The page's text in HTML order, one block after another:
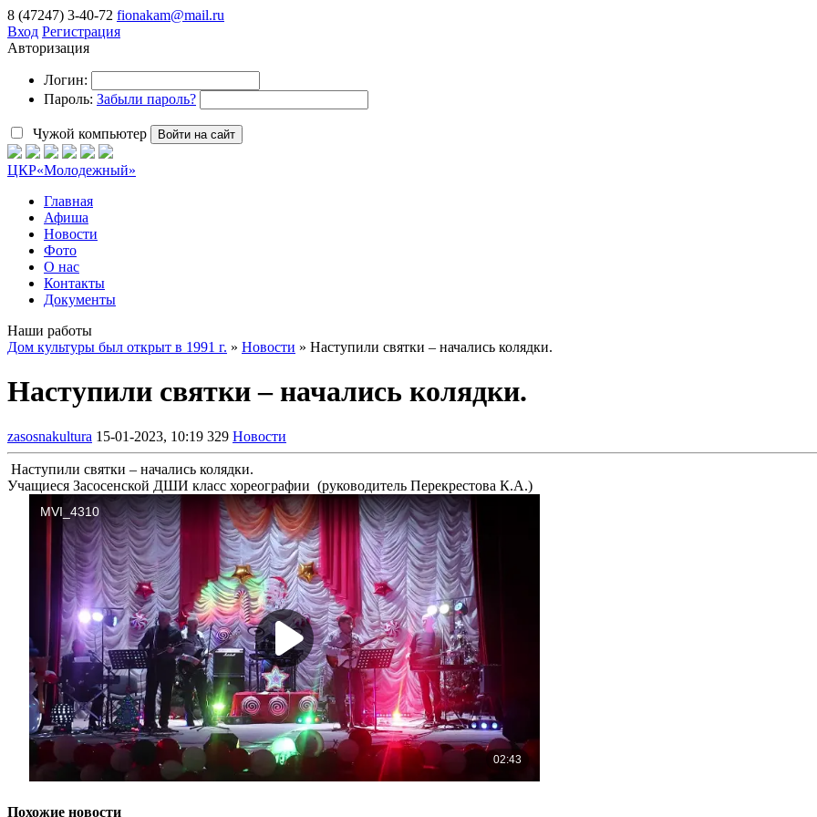
8 (47247) 3-40-72 fionakam@mail.ru
Вход Регистрация
Авторизация
Логин:
Пароль: Забыли пароль?
Чужой компьютер Войти на сайт
ЦКР«Молодежный»
Главная
Афиша
Новости
Фото
О нас
Контакты
Документы
Наши работы
Дом культуры был открыт в 1991 г. » Новости » Наступили святки – начались колядки.
Наступили святки – начались колядки.
zasosnakultura 15-01-2023, 10:19 329 Новости
Наступили святки – начались колядки.
Учащиеся Засосенской ДШИ класс хореографии (руководитель Перекрестова К.А.)
Похожие новости